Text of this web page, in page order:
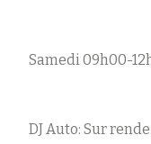
Samedi 09h00-
DJ Auto: Sur